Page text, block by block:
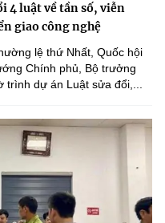
4 luật về tần số, viễn
giao công nghệ
lệ thứ Nhất, Quốc hội
Chính phủ, Bộ trưởng
dự án Luật sửa đổi,...